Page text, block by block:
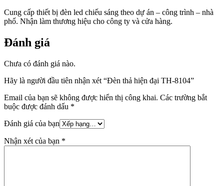
Cung cấp thiết bị đèn led chiếu sáng theo dự án – công trình – nhà
phố. Nhận làm thương hiệu cho công ty và cửa hàng.
Đánh giá
Chưa có đánh giá nào.
Hãy là người đầu tiên nhận xét “Đèn thả hiện đại TH-8104”
Email của bạn sẽ không được hiển thị công khai. Các trường bắt
buộc được đánh dấu *
Đánh giá của bạn
Nhận xét của bạn *